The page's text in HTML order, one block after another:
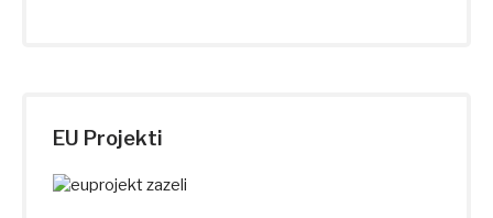
EU Projekti